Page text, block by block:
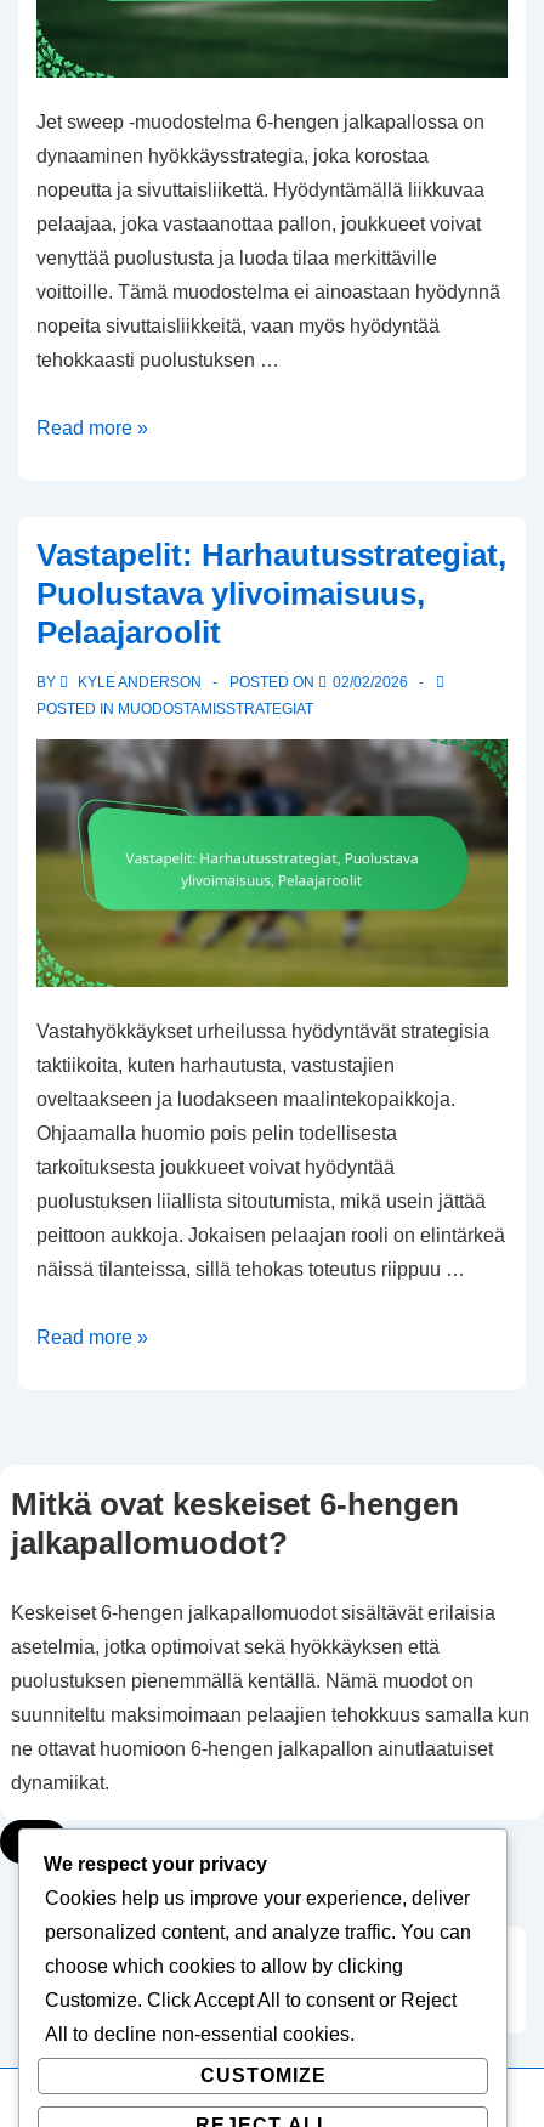
Jet sweep -muodostelma 6-hengen jalkapallossa on
dynaaminen hyökkäysstrategia, joka korostaa
nopeutta ja sivuttaisliikettä. Hyödyntämällä liikkuvaa
pelaajaa, joka vastaanottaa pallon, joukkueet voivat
venyttää puolustusta ja luoda tilaa merkittäville
voittoille. Tämä muodostelma ei ainoastaan hyödynnä
nopeita sivuttaisliikkeitä, vaan myös hyödyntää
tehokkaasti puolustuksen …
Jet
Nopeuspelit,
vaakasuuntainen
liike,
asettelu
hengen
jalkapallossa
Read more »
Vastapelit: Harhautusstrategiat,
Puolustava ylivoimaisuus,
Pelaajaroolit
BY KYLE ANDERSON POSTED ON
02/02/2026
POSTED IN MUODOSTAMISSTRATEGIAT
Vastahyökkäykset urheilussa hyödyntävät strategisia
taktiikoita, kuten harhautusta, vastustajien
oveltaakseen ja luodakseen maalintekopaikkoja.
Ohjaamalla huomio pois pelin todellisesta
tarkoituksesta joukkueet voivat hyödyntää
puolustuksen liiallista sitoutumista, mikä usein jättää
peittoon aukkoja. Jokaisen pelaajan rooli on elintärkeä
näissä tilanteissa, sillä tehokas toteutus riippuu …
Vastapelit:
Read more »
Mitkä ovat keskeiset 6-hengen
jalkapallomuodot?
Keskeiset 6-hengen jalkapallomuodot sisältävät erilaisia
asetelmia, jotka optimoivat sekä hyökkäyksen että
puolustuksen pienemmällä kentällä. Nämä muodot on
suunniteltu maksimoimaan pelaajien tehokkuus samalla kun
ne ottavat huomioon 6-hengen jalkapallon ainutlaatuiset
dynamiikat.
Posts
pagination
1 2 3 … 5
We respect your privacy
Cookies help us improve your experience, deliver
personalized content, and analyze traffic. You can
choose which cookies to allow by clicking
Customize. ClickAccept All to consent or Reject
All
to decline non-essential cookies.
CUSTOMIZE